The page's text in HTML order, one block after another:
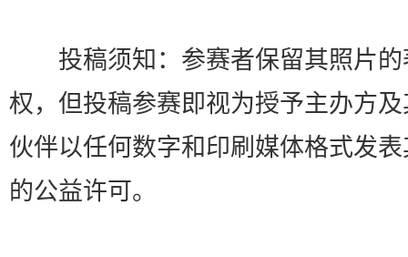
投稿须知：参赛者保留其照片的
权，但投稿参赛即视为授予主办方
伙伴以任何数字和印刷媒体格式发
的公益许可。